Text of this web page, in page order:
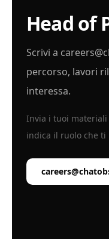
Head of
Scrivi a
percorso, lavori
interessa.
Invia i tuoi materiali
indica il ruolo che ti